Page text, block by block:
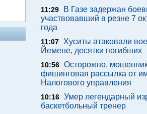
11:29
В Газе задержан
участвовавший в резне 7
года
11:07
Хуситы атаковали
Йемене, десятки погибших
10:56 Осторожно,
фишинговая рассылка от
Налогового управления
10:16 Умер легендарный
баскетбольный тренер